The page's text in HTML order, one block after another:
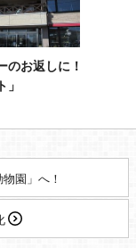
のお返しに！
」
園」へ！